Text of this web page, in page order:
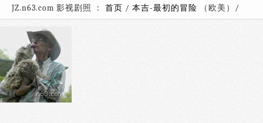
JZ.n63.com 影视剧照 ： 首页 / 本吉-最初的冒险 （欧